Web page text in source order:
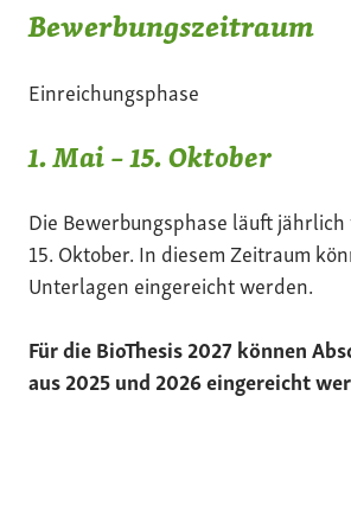
Bewerbungszeitraum
Einreichungsphase
1. Mai – 15. Oktober
Die Bewerbungsphase läuft jährlich
15. Oktober. In diesem Zeitraum
Unterlagen eingereicht werden.
Für die BioThesis 2027 können
aus 2025 und 2026 eingereicht